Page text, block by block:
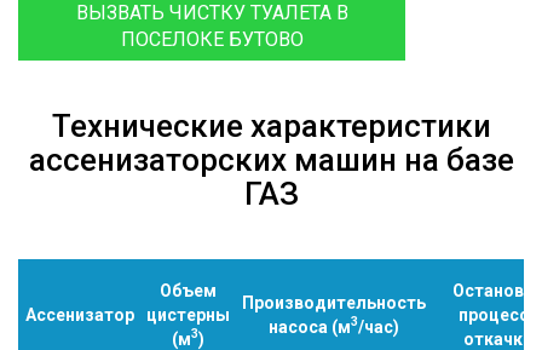
ВЫЗВАТЬ ЧИСТКУ ТУАЛЕТА В
ПОСЕЛОКЕ БУТОВО
Технические характеристики
ассенизаторских машин на базе
ГАЗ
Ассенизатор
Объем
цистерны
(м3)
Производительность
насоса (м3/час)
Остановка
процесса
откачки